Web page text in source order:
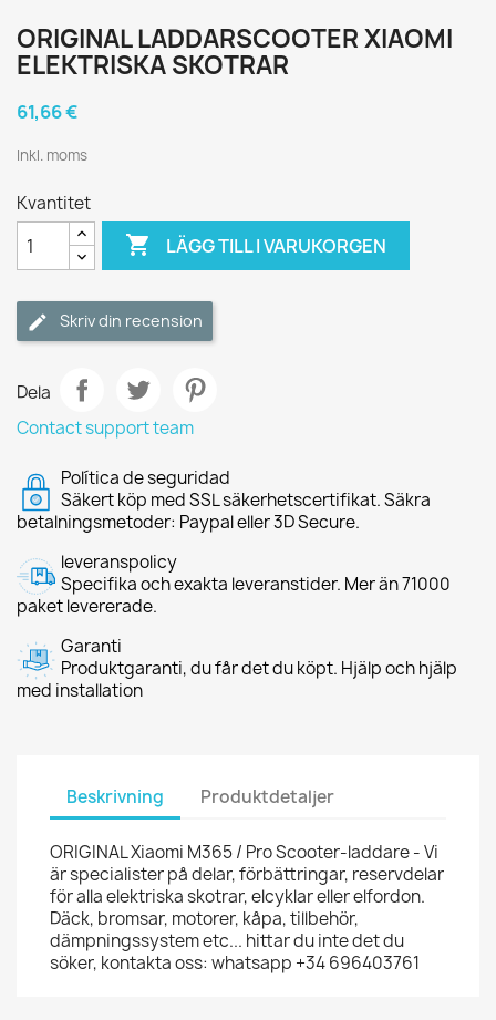
ORIGINAL LADDARSCOOTER XIAOMI
ELEKTRISKA SKOTRAR
61,66 €
Inkl. moms
Kvantitet
 LÄGG TILL I VARUKORGEN
Skriv din recension
Dela
Contact support team
Política de seguridad
Säkert köp med SSL säkerhetscertifikat. Säkra
betalningsmetoder: Paypal eller 3D Secure.
leveranspolicy
Specifika och exakta leveranstider. Mer än 71000
paket levererade.
Garanti
Produktgaranti, du får det du köpt. Hjälp och hjälp
med installation
Beskrivning Produktdetaljer
ORIGINAL Xiaomi M365 / Pro Scooter-laddare - Vi
är specialister på delar, förbättringar, reservdelar
för alla elektriska skotrar, elcyklar eller elfordon.
Däck, bromsar, motorer, kåpa, tillbehör,
dämpningssystem etc... hittar du inte det du
söker, kontakta oss: whatsapp +34 696403761